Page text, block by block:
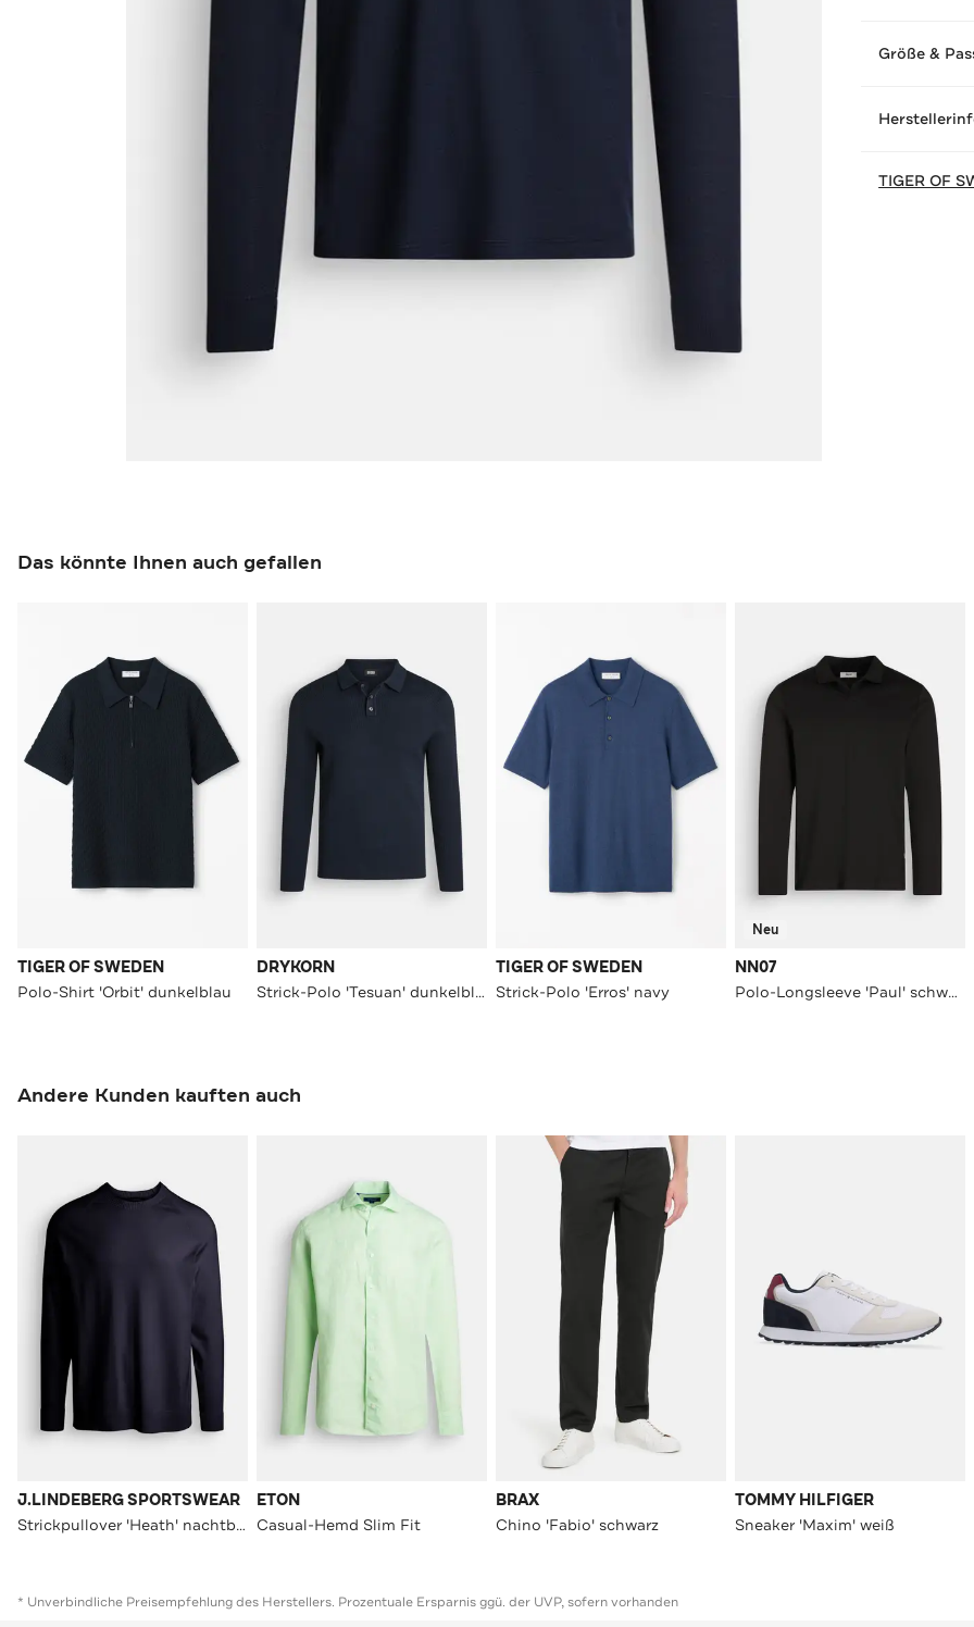
Größe &
TIGER OF
Das könnte Ihnen auch gefallen
TIGER OF SWEDEN
Polo-Shirt 'Orbit' dunkelblau
DRYKORN
Strick-Polo 'Tesuan' dunkelblau
TIGER OF SWEDEN
Strick-Polo 'Erros' navy
Neu
NN07
Polo-Longsleeve 'Paul' schwarz
Andere Kunden kauften auch
J.LINDEBERG SPORTSWEAR
Strickpullover 'Heath' nachtblau
ETON
Casual-Hemd Slim Fit
BRAX
Chino 'Fabio' schwarz
TOMMY HILFIGER
Sneaker 'Maxim' weiß
* Unverbindliche Preisempfehlung des Herstellers. Prozentuale Ersparnis ggü. der UVP, sofern vorhanden